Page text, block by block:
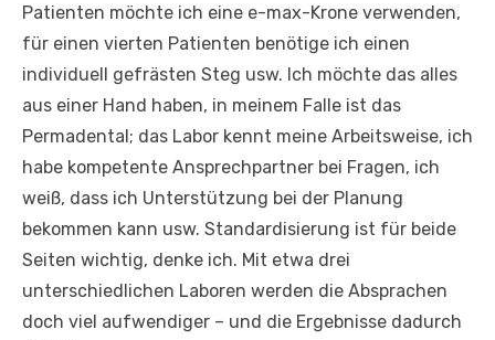
Patienten möchte ich eine e-max-Krone verwenden,
für einen vierten Patienten benötige ich einen
individuell gefrästen Steg usw. Ich möchte das alles
aus einer Hand haben, in meinem Falle ist das
Permadental; das Labor kennt meine Arbeitsweise, ich
habe kompetente Ansprechpartner bei Fragen, ich
weiß, dass ich Unterstützung bei der Planung
bekommen kann usw. Standardisierung ist für beide
Seiten wichtig, denke ich. Mit etwa drei
unterschiedlichen Laboren werden die Absprachen
doch viel aufwendiger – und die Ergebnisse dadurch